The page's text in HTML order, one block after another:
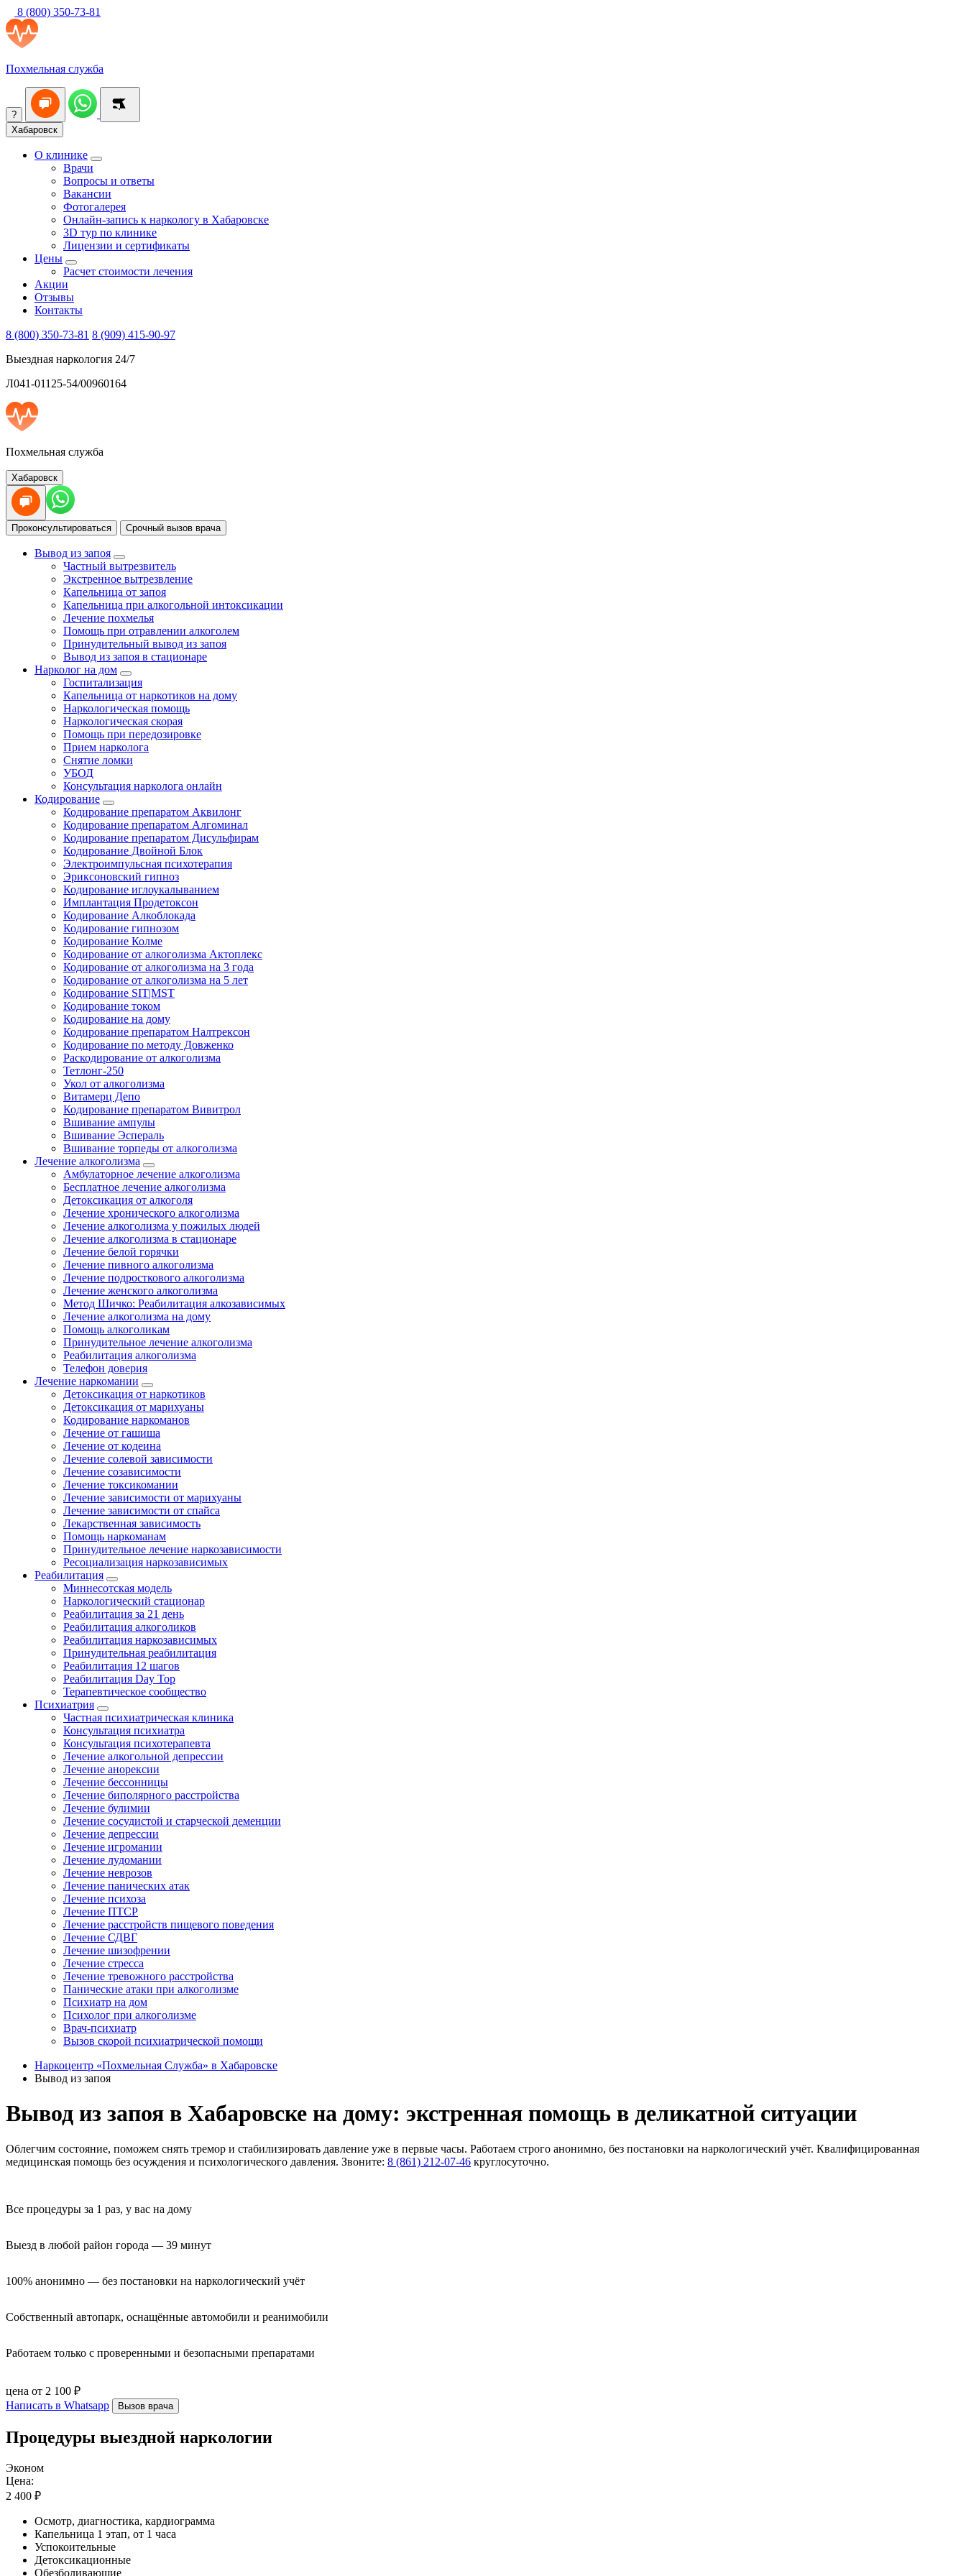
8 (800) 350-73-81
Похмельная служба
?
Хабаровск
О клинике
Врачи
Вопросы и ответы
Вакансии
Фотогалерея
Онлайн-запись к наркологу в Хабаровске
3D тур по клинике
Лицензии и сертификаты
Цены
Расчет стоимости лечения
Акции
Отзывы
Контакты
8 (800) 350-73-81 8 (909) 415-90-97
Выездная наркология 24/7
Л041-01125-54/00960164
Похмельная служба
Хабаровск
Проконсультироваться Срочный вызов врача
Вывод из запоя
Частный вытрезвитель
Экстренное вытрезвление
Капельница от запоя
Капельница при алкогольной интоксикации
Лечение похмелья
Помощь при отравлении алкоголем
Принудительный вывод из запоя
Вывод из запоя в стационаре
Нарколог на дом
Госпитализация
Капельница от наркотиков на дому
Наркологическая помощь
Наркологическая скорая
Помощь при передозировке
Прием нарколога
Снятие ломки
УБОД
Консультация нарколога онлайн
Кодирование
Кодирование препаратом Аквилонг
Кодирование препаратом Алгоминал
Кодирование препаратом Дисульфирам
Кодирование Двойной Блок
Электроимпульсная психотерапия
Эриксоновский гипноз
Кодирование иглоукалыванием
Имплантация Продетоксон
Кодирование Алкоблокада
Кодирование гипнозом
Кодирование Колме
Кодирование от алкоголизма Актоплекс
Кодирование от алкоголизма на 3 года
Кодирование от алкоголизма на 5 лет
Кодирование SIT|MST
Кодирование током
Кодирование на дому
Кодирование препаратом Налтрексон
Кодирование по методу Довженко
Раскодирование от алкоголизма
Тетлонг-250
Укол от алкоголизма
Витамерц Депо
Кодирование препаратом Вивитрол
Вшивание ампулы
Вшивание Эспераль
Вшивание торпеды от алкоголизма
Лечение алкоголизма
Амбулаторное лечение алкоголизма
Бесплатное лечение алкоголизма
Детоксикация от алкоголя
Лечение хронического алкоголизма
Лечение алкоголизма у пожилых людей
Лечение алкоголизма в стационаре
Лечение белой горячки
Лечение пивного алкоголизма
Лечение подросткового алкоголизма
Лечение женского алкоголизма
Метод Шичко: Реабилитация алкозависимых
Лечение алкоголизма на дому
Помощь алкоголикам
Принудительное лечение алкоголизма
Реабилитация алкоголизма
Телефон доверия
Лечение наркомании
Детоксикация от наркотиков
Детоксикация от марихуаны
Кодирование наркоманов
Лечение от гашиша
Лечение от кодеина
Лечение солевой зависимости
Лечение созависимости
Лечение токсикомании
Лечение зависимости от марихуаны
Лечение зависимости от спайса
Лекарственная зависимость
Помощь наркоманам
Принудительное лечение наркозависимости
Ресоциализация наркозависимых
Реабилитация
Миннесотская модель
Наркологический стационар
Реабилитация за 21 день
Реабилитация алкоголиков
Реабилитация наркозависимых
Принудительная реабилитация
Реабилитация 12 шагов
Реабилитация Day Top
Терапевтическое сообщество
Психиатрия
Частная психиатрическая клиника
Консультация психиатра
Консультация психотерапевта
Лечение алкогольной депрессии
Лечение анорексии
Лечение бессонницы
Лечение биполярного расстройства
Лечение булимии
Лечение сосудистой и старческой деменции
Лечение депрессии
Лечение игромании
Лечение лудомании
Лечение неврозов
Лечение панических атак
Лечение психоза
Лечение ПТСР
Лечение расстройств пищевого поведения
Лечение СДВГ
Лечение шизофрении
Лечение стресса
Лечение тревожного расстройства
Панические атаки при алкоголизме
Психиатр на дом
Психолог при алкоголизме
Врач-психиатр
Вызов скорой психиатрической помощи
Наркоцентр «Похмельная Служба» в Хабаровске
Вывод из запоя
Вывод из запоя в Хабаровске на дому: экстренная помощь в деликатной ситуации
Облегчим состояние, поможем снять тремор и стабилизировать давление уже в первые часы. Работаем строго анонимно, без постановки на наркологический учёт. Квалифицированная
медицинская помощь без осуждения и психологического давления. Звоните: 8 (861) 212-07-46 круглосуточно.
Все процедуры за 1 раз, у вас на дому
Выезд в любой район города — 39 минут
100% анонимно — без постановки на наркологический учёт
Собственный автопарк, оснащённые автомобили и реанимобили
Работаем только с проверенными и безопасными препаратами
цена от 2 100 ₽
Написать в Whatsapp
Вызов врача
Процедуры выездной наркологии
Эконом
Цена:
2 400 ₽
Осмотр, диагностика, кардиограмма
Капельница 1 этап, от 1 часа
Успокоительные
Детоксикационные
Обезболивающие